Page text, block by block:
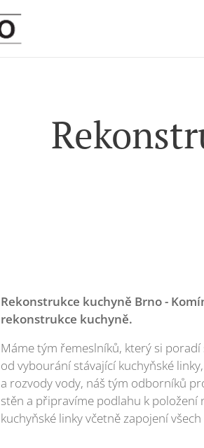
Rekonstrukce kuchyně Brno -
rekonstrukce kuchyně.
Máme tým řemeslníků, který si
od vybourání stávající kuchyňské
a rozvody vody, náš tým odborníků
stěn a připravíme podlahu k položení
kuchyňské linky včetně zapojení